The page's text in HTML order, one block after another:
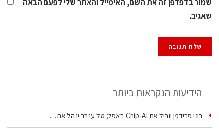
שמור בדפדפן זה את השם, האימייל והאתר שלי לפעם הבאה
שאגיב.
הידיעות הנקראות ביותר
רוני פרידמן יוביל את Chip‑AI באפל; טל ענבר ינהל את…